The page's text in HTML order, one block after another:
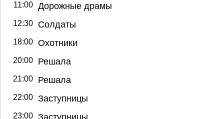
11:00 Дорожные драмы
12:30 Солдаты
18:00 Охотники
20:00 Решала
21:00 Решала
22:00 Заступницы
23:00